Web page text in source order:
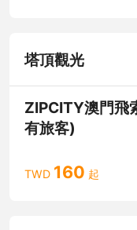
塔頂觀光
ZIPCITY澳門飛
有旅客)
TWD 160 起